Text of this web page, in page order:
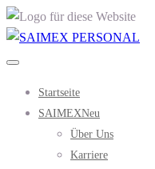
Startseite
SAIMEXNeu
Über Uns
Karriere